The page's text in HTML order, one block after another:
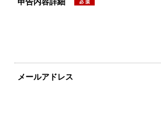
申告内容詳細
メールアドレス